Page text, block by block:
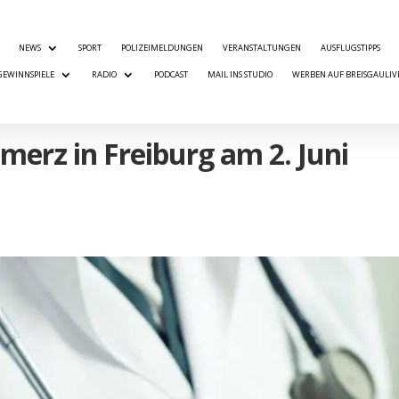
NEWS SPORT POLIZEIMELDUNGEN VERANSTALTUNGEN AUSFLUGSTIPPS
RADIO PODCAST MAIL INS STUDIO WERBEN AUF
in Freiburg am 2. Juni